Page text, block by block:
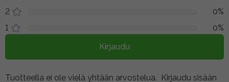
2
0%
1
0%
Kirjaudu
Tuotteella ei ole vielä yhtään arvostelua. Kirjaudu sisään